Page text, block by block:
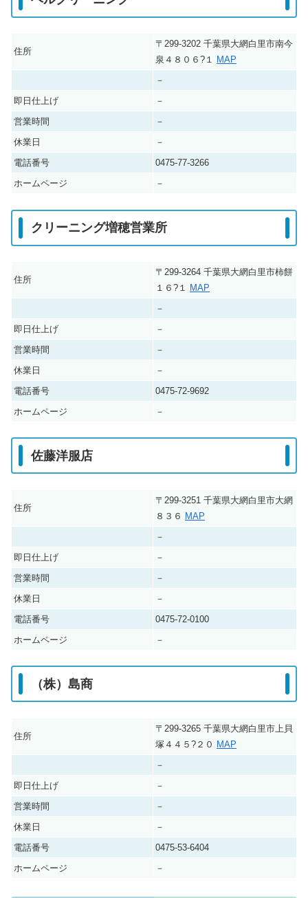
住所
〒299-3202 千葉県大網白里市南今
泉４８０６?１ MAP
－
即日仕上げ
－
営業時間
－
休業日
－
電話番号
0475-77-3266
ホームページ
－
クリーニング増穂営業所
住所
〒299-3264 千葉県大網白里市柿餅
１６?１
MAP
－
即日仕上げ
－
営業時間
－
休業日
－
電話番号
0475-72-9692
ホームページ
－
佐藤洋服店
住所
〒299-3251 千葉県大網白里市大網
８３６ MAP
－
即日仕上げ
－
営業時間
－
休業日
－
電話番号
0475-72-0100
ホームページ
－
（株）島商
住所
〒299-3265 千葉県大網白里市上貝
塚４４５?２０ MAP
－
即日仕上げ
－
営業時間
－
休業日
－
電話番号
0475-53-6404
ホームページ
－